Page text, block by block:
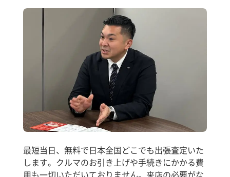
最短当日、無料で日本全国どこでも出張査定いた
します。クルマのお引き上げや手続きにかかる費
用も一切いただいておりません。来店の必要がな